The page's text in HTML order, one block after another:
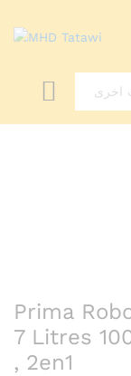
Prima
7 Litres
, 2en1